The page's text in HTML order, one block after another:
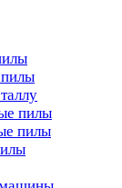
пилы
пилы